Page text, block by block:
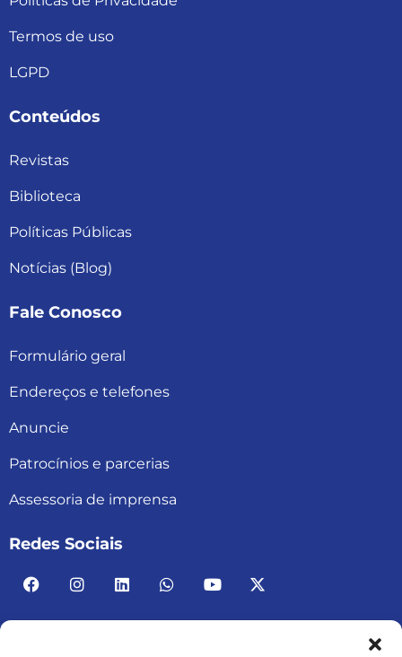
Termos de uso
LGPD
Conteúdos
Revistas
Biblioteca
Políticas Públicas
Notícias (Blog)
Fale Conosco
Formulário geral
Endereços e telefones
Anuncie
Patrocínios e parcerias
Assessoria de imprensa
Redes Sociais